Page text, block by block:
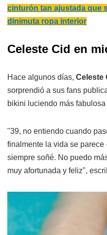
cinturón tan ajustada que
dinimuta ropa interior
Celeste Cid en
Hace algunos días, Celeste
sorprendió a sus fans
bikini luciendo más
"39, no entiendo cuando
finalmente la vida se
siempre soñé. No puedo
muy afortunada y feliz",